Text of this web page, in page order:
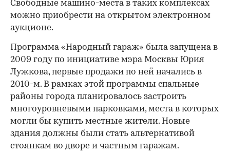
Свободные машино-места в таких комплексах
можно приобрести на открытом электронном
аукционе.
Программа «Народный гараж» была запущена в
2009 году по инициативе мэра Москвы Юрия
Лужкова, первые продажи по ней начались в
2010-м. В рамках этой программы спальные
районы города планировалось застроить
многоуровневыми парковками, места в которых
могли бы купить местные жители. Новые
здания должны были стать альтернативой
стоянкам во дворе и частным гаражам.